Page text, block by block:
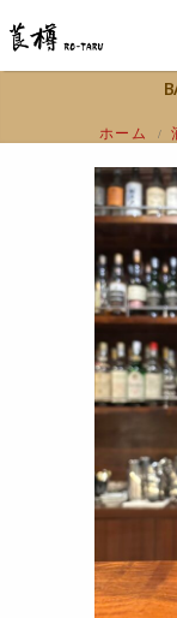
ホーム /